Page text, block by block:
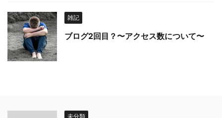
雑記
ブログ2回目？〜アクセス数について〜
未分類